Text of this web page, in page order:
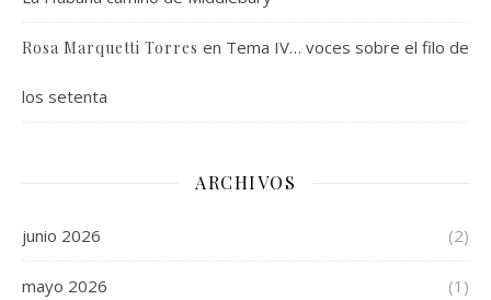
Rosa Marquetti Torres en Tema IV… voces sobre el filo de
los setenta
ARCHIVOS
junio 2026 (2)
mayo 2026 (1)